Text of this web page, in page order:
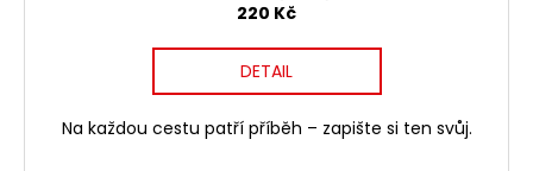
220 Kč
DETAIL
Na každou cestu patří příběh – zapište si ten svůj.